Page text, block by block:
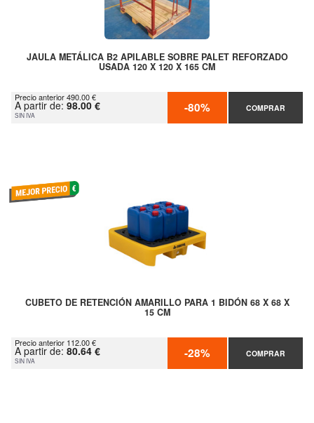
JAULA METÁLICA B2 APILABLE SOBRE PALET REFORZADO
USADA 120 X 120 X 165 CM
Precio anterior 490.00 €
A partir de: 98.00 €
SIN IVA -80% COMPRAR
CUBETO DE RETENCIÓN AMARILLO PARA 1 BIDÓN 68 X 68 X
15 CM
Precio anterior 112.00 €
A partir de: 80.64 €
SIN IVA -28% COMPRAR